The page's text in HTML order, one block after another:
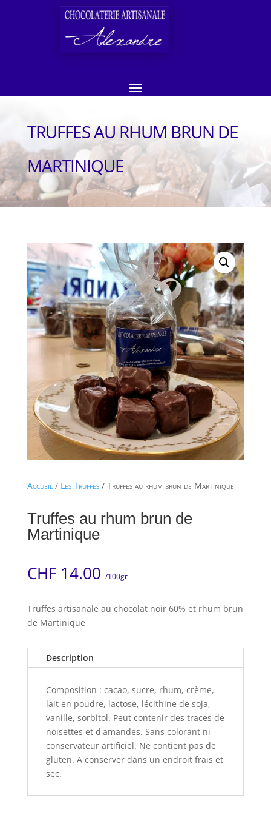
TRUFFES AU RHUM BRUN DE
MARTINIQUE
Accueil/ Les Truffes/ Truffes au rhum brun de Martinique
Truffes au rhum brun de
Martinique
CHF14.00 /100gr
Truffes artisanale au chocolat noir 60% et rhum brun
de Martinique
Description
Composition : cacao, sucre, rhum, crème,
lait en poudre, lactose, lécithine de soja,
vanille, sorbitol. Peut contenir des traces de
noisettes et d'amandes. Sans colorant ni
conservateur artificiel. Ne contient pas de
gluten. A conserver dans un endroit frais et
sec.